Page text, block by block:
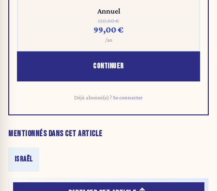
Annuel
120,00 €
99,00 €
/an
CONTINUER
Déjà abonné(e) ?Se connecter
MENTIONNÉS DANS CET ARTICLE
ISRAËL